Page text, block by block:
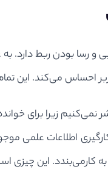
احساس می‌کند. این
اطلاعات علمی
به کارمی‌بندد. این